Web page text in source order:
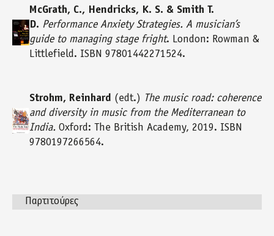
McGrath, C., Hendricks, K. S. & Smith T.
D. Performance Anxiety Strategies. A musician’s
guide to managing stage fright. London: Rowman &
Littlefield. ΙSBΝ 97801442271524.
Strohm, Reinhard (edt.) The music road: coherence
and diversity in music from the Mediterranean to
India. Oxford: The British Academy, 2019. ISBN
9780197266564.
Παρτιτούρες